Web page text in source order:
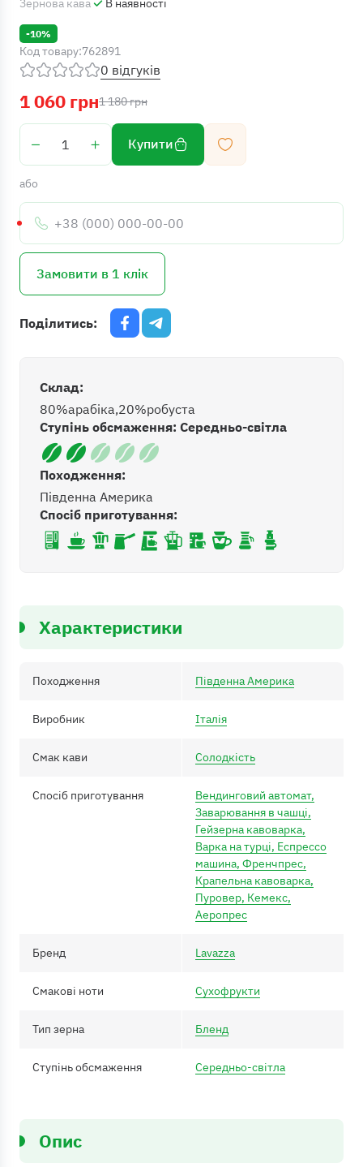
-10%
Код товару:762891
0 відгуків
1 060 грн1 180 грн
Купити
або
Телефон:
Замовити в 1 клік
Поділитись:
Склад:
арабіка
80% робуста
20%
Ступінь обсмаження: Середньо-світла
Походження:
Південна Америка
Спосіб приготування:
Характеристики
Походження Південна Америка
Виробник Італія
Смак кави Солодкість
Спосіб приготування
Вендинговий автомат,
Заварювання в чашці,
Гейзерна кавоварка,
Варка на турці, Еспрессо
машина, Френчпрес,
Крапельна кавоварка,
Пуровер, Кемекс,
Аеропрес
Бренд Lavazza
Смакові ноти Сухофрукти
Тип зерна Бленд
Ступінь обсмаження Середньо-світла
Опис